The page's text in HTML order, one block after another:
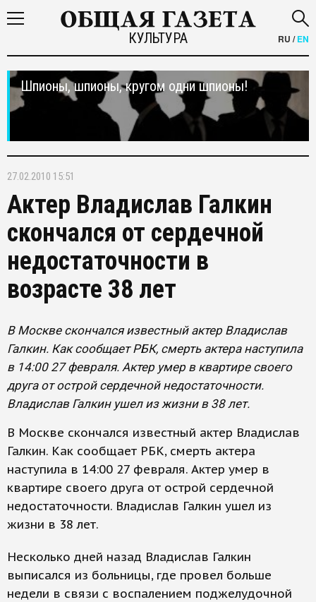
КУЛЬТУРА RU /EN
Шпионы, шпионы, кругом одни шпионы!
27.02.2010 15:51
Актер Владислав Галкин
скончался от сердечной
недостаточности в
возрасте 38 лет
В Москве скончался известный актер Владислав
Галкин. Как сообщает РБК, смерть актера наступила
в 14:00 27 февраля. Актер умер в квартире своего
друга от острой сердечной недостаточности.
Владислав Галкин ушел из жизни в 38 лет.
В Москве скончался известный актер Владислав
Галкин. Как сообщает РБК, смерть актера
наступила в 14:00 27 февраля. Актер умер в
квартире своего друга от острой сердечной
недостаточности. Владислав Галкин ушел из
жизни в 38 лет.
Несколько дней назад Владислав Галкин
выписался из больницы, где провел больше
недели в связи с воспалением поджелудочной